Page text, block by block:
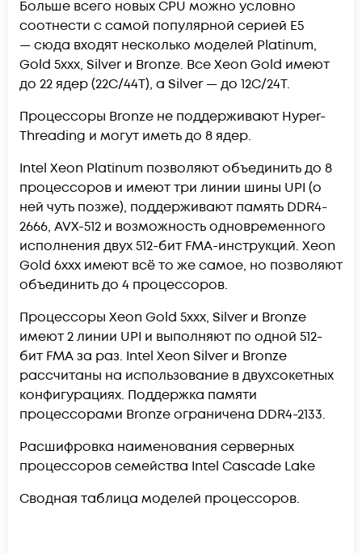
Больше всего новых CPU можно условно
соотнести с самой популярной серией E5
— сюда входят несколько моделей Platinum,
Gold 5xxx, Silver и Bronze. Все Xeon Gold имеют
до 22 ядер (22С/44Т), а Silver — до 12C/24T.
Процессоры Bronze не поддерживают Hyper-
Threading и могут иметь до 8 ядер.
Intel Xeon Platinum позволяют объединить до 8
процессоров и имеют три линии шины UPI (о
ней чуть позже), поддерживают память DDR4-
2666, AVX-512 и возможность одновременного
исполнения двух 512-бит FMA-инструкций. Xeon
Gold 6xxx имеют всё то же самое, но позволяют
объединить до 4 процессоров.
Процессоры Xeon Gold 5xxx, Silver и Bronze
имеют 2 линии UPI и выполняют по одной 512-
бит FMA за раз. Intel Xeon Silver и Bronze
рассчитаны на использование в двухсокетных
конфигурациях. Поддержка памяти
процессорами Bronze ограничена DDR4-2133.
Расшифровка наименования серверных
процессоров семейства Intel Cascade Lake
Сводная таблица моделей процессоров.